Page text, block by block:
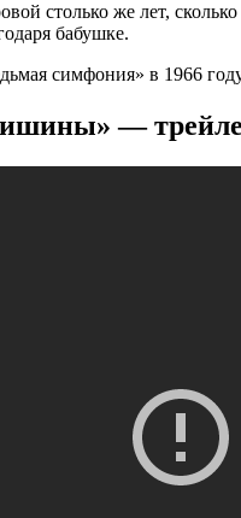
столько же лет,
бабушке.
симфония» в 1966
—